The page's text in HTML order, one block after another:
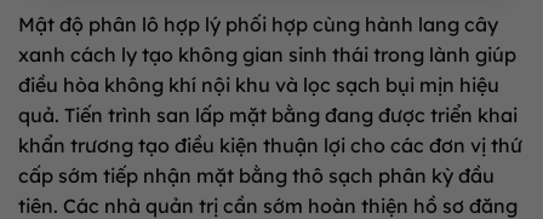
Mật độ phân lô hợp lý phối hợp cùng hành lang cây
xanh cách ly tạo không gian sinh thái trong lành giúp
điều hòa không khí nội khu và lọc sạch bụi mịn hiệu
quả. Tiến trình san lấp mặt bằng đang được triển khai
khẩn trương tạo điều kiện thuận lợi cho các đơn vị thứ
cấp sớm tiếp nhận mặt bằng thô sạch phân kỳ đầu
tiên. Các nhà quản trị cần sớm hoàn thiện hồ sơ đăng